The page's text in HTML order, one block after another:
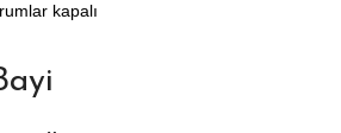
kapalı